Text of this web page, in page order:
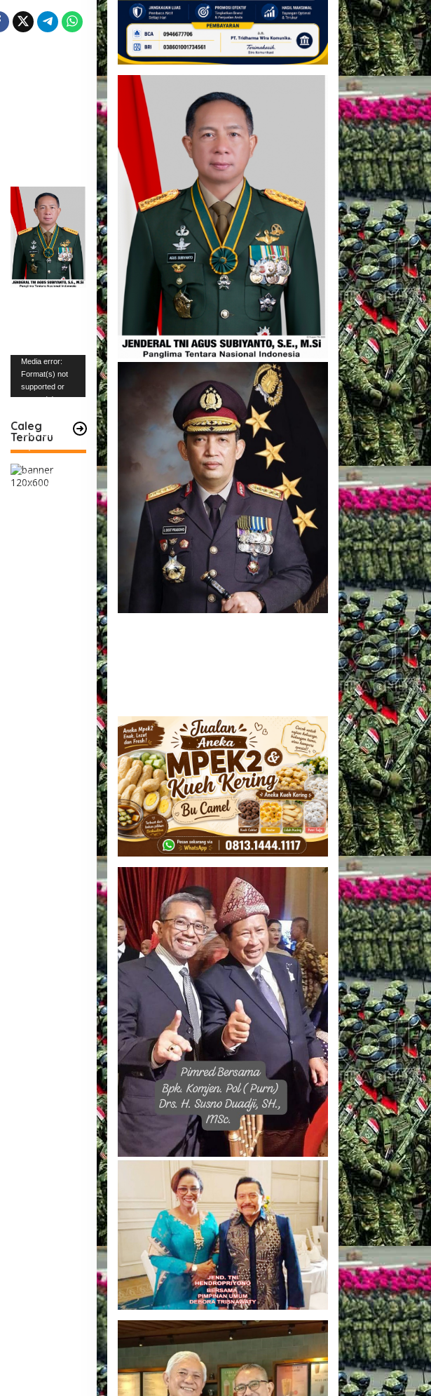
Pemutar
Video
Media error:
Format(s) not
supported or
source(s) not
Unduh Berkas:
content/uploads/2
023/12/VID-
Caleg
Terbaru